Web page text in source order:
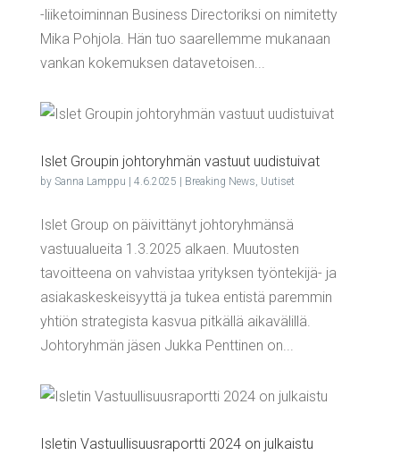
-liiketoiminnan Business Directoriksi on nimitetty
Mika Pohjola. Hän tuo saarellemme mukanaan
vankan kokemuksen datavetoisen...
Islet Grou­pin joh­to­ryh­män vas­tuut uudistuivat
by Sanna Lamppu 4.6.2025 Breaking News, Uutiset
Islet Group on päivittänyt johtoryhmänsä
vastuualueita 1.3.2025 alkaen. Muutosten
tavoitteena on vahvistaa yrityksen työntekijä- ja
asiakaskeskeisyyttä ja tukea entistä paremmin
yhtiön strategista kasvua pitkällä aikavälillä.
Johtoryhmän jäsen Jukka Penttinen on...
Isle­tin Vas­tuul­li­suus­ra­port­ti 2024 on julkaistu